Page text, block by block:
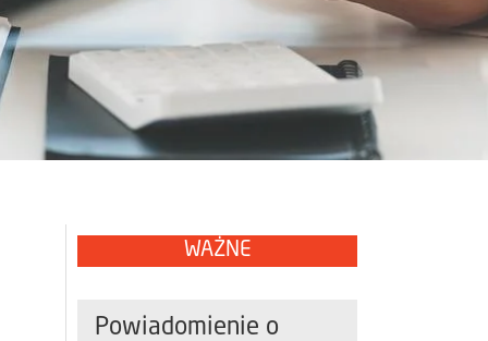
WAŻNE
Powiadomienie o